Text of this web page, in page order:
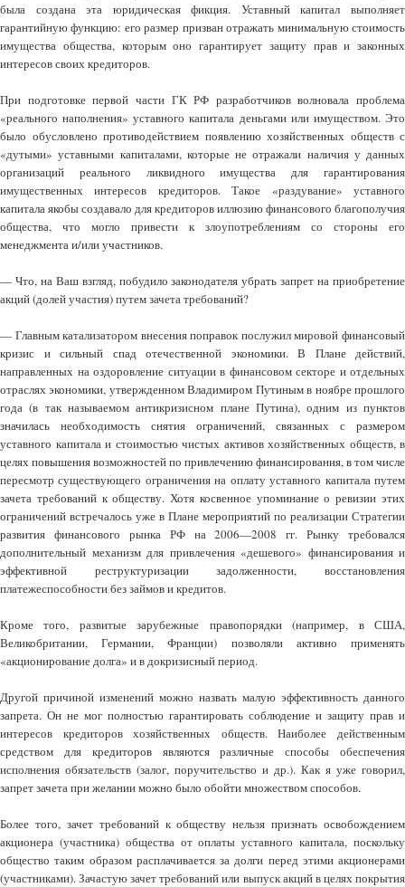
была создана эта юридическая фикция. Уставный капитал выполняет
гарантийную функцию: его размер призван отражать минимальную стоимость
имущества общества, которым оно гарантирует защиту прав и законных
интересов своих кредиторов.
При подготовке первой части ГК РФ разработчиков волновала проблема
«реального наполнения» уставного капитала деньгами или имуществом. Это
было обусловлено противодействием появлению хозяйственных обществ с
«дутыми» уставными капиталами, которые не отражали наличия у данных
организаций реального ликвидного имущества для гарантирования
имущественных интересов кредиторов. Такое «раздувание» уставного
капитала якобы создавало для кредиторов иллюзию финансового благополучия
общества, что могло привести к злоупотреблениям со стороны его
менеджмента и/или участников.
— Что, на Ваш взгляд, побудило законодателя убрать запрет на приобретение
акций (долей участия) путем зачета требований?
— Главным катализатором внесения поправок послужил мировой финансовый
кризис и сильный спад отечественной экономики. В Плане действий,
направленных на оздоровление ситуации в финансовом секторе и отдельных
отраслях экономики, утвержденном Владимиром Путиным в ноябре прошлого
года (в так называемом антикризисном плане Путина), одним из пунктов
значилась необходимость снятия ограничений, связанных с размером
уставного капитала и стоимостью чистых активов хозяйственных обществ, в
целях повышения возможностей по привлечению финансирования, в том числе
пересмотр существующего ограничения на оплату уставного капитала путем
зачета требований к обществу. Хотя косвенное упоминание о ревизии этих
ограничений встречалось уже в Плане мероприятий по реализации Стратегии
развития финансового рынка РФ на 2006—2008 гг. Рынку требовался
дополнительный механизм для привлечения «дешевого» финансирования и
эффективной реструктуризации задолженности, восстановления
платежеспособности без займов и кредитов.
Кроме того, развитые зарубежные правопорядки (например, в США,
Великобритании, Германии, Франции) позволяли активно применять
«акционирование долга» и в докризисный период.
Другой причиной изменений можно назвать малую эффективность данного
запрета. Он не мог полностью гарантировать соблюдение и защиту прав и
интересов кредиторов хозяйственных обществ. Наиболее действенным
средством для кредиторов являются различные способы обеспечения
исполнения обязательств (залог, поручительство и др.). Как я уже говорил,
запрет зачета при желании можно было обойти множеством способов.
Более того, зачет требований к обществу нельзя признать освобождением
акционера (участника) общества от оплаты уставного капитала, поскольку
общество таким образом расплачивается за долги перед этими акционерами
(участниками). Зачастую зачет требований или выпуск акций в целях покрытия